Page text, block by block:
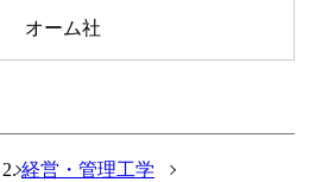
オーム社
経営・管理工学